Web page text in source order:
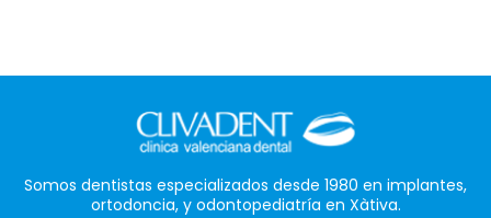
Somos dentistas especializados desde 1980 en implantes,
ortodoncia, y odontopediatría en Xàtiva.